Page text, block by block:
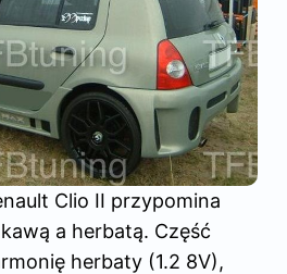
Clio II przypomina
a herbatą. Część
herbaty (1.2 8V),